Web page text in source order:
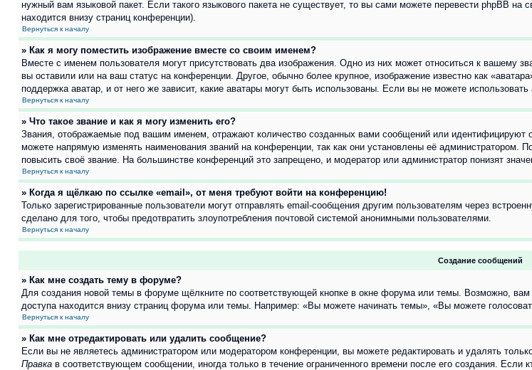
нужный вам языковой пакет. Если такого языкового пакета не существует, то вы сами можете перевести phpBB
находится внизу страниц конференции).
Вернуться к началу
» Как я могу поместить изображение вместе со своим именем?
Вместе с именем пользователя могут присутствовать два изображения. Одно из них может относиться к вашему
вы оставили или на ваш статус на конференции. Другое, обычно более крупное, изображение известно как
поддержка аватар, и от него же зависит, какие аватары могут быть использованы. Если вы не можете
Вернуться к началу
» Что такое звание и как я могу изменить его?
Звания, отображаемые под вашим именем, отражают количество созданных вами сообщений или
можете напрямую изменять наименования званий на конференции, так как они установлены её
повысить своё звание. На большинстве конференций это запрещено, и модератор или администратор понизят
Вернуться к началу
» Когда я щёлкаю по ссылке «email», от меня требуют войти на конференцию!
Только зарегистрированные пользователи могут отправлять email-сообщения другим пользователям через
сделано для того, чтобы предотвратить злоупотребления почтовой системой анонимными пользователями.
Вернуться к началу
Создание сообщений
» Как мне создать тему в форуме?
Для создания новой темы в форуме щёлкните по соответствующей кнопке в окне форума или темы. Возможно,
доступа находится внизу страниц форума или темы. Например: «Вы можете начинать темы», «Вы можете
Вернуться к началу
» Как мне отредактировать или удалить сообщение?
Если вы не являетесь администратором или модератором конференции, вы можете редактировать и удалять
Правка в соответствующем сообщении, иногда только в течение ограниченного времени после его создания.